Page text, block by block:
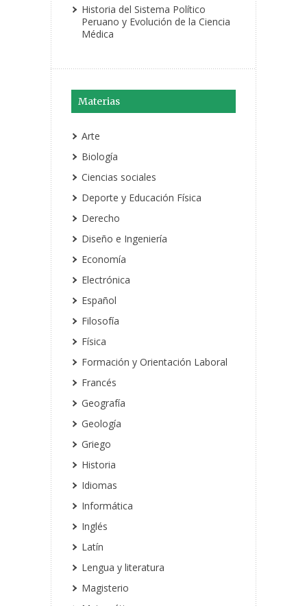
Historia del Sistema Político
Peruano y Evolución de la Ciencia
Médica
Materias
Arte
Biología
Ciencias sociales
Deporte y Educación Física
Derecho
Diseño e Ingeniería
Economía
Electrónica
Español
Filosofía
Física
Formación y Orientación Laboral
Francés
Geografía
Geología
Griego
Historia
Idiomas
Informática
Inglés
Latín
Lengua y literatura
Magisterio